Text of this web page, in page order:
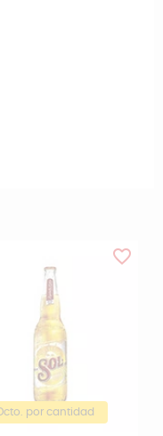
favorite_border
Dcto. por cantidad